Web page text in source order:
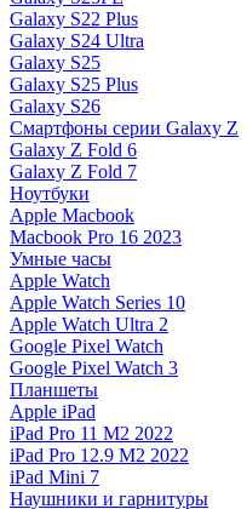
Galaxy S22 Plus
Galaxy S24 Ultra
Galaxy S25
Galaxy S25 Plus
Galaxy S26
Смартфоны серии Galaxy Z
Galaxy Z Fold 6
Galaxy Z Fold 7
Ноутбуки
Apple Macbook
Macbook Pro 16 2023
Умные часы
Apple Watch
Apple Watch Series 10
Apple Watch Ultra 2
Google Pixel Watch
Google Pixel Watch 3
Планшеты
Apple iPad
iPad Pro 11 M2 2022
iPad Pro 12.9 M2 2022
iPad Mini 7
Наушники и гарнитуры